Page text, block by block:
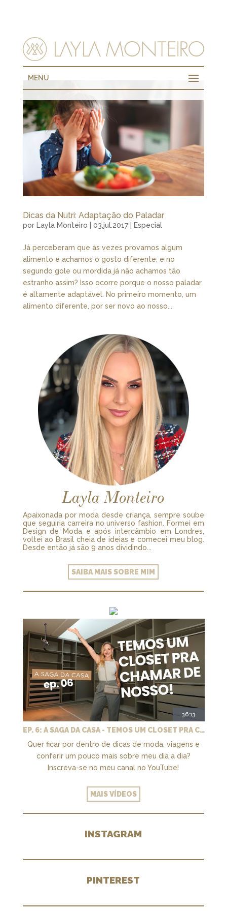
MENU
Dicas da Nutri: Adaptação do Paladar
por Layla Monteiro 03.jul.2017| Especial
Já perceberam que às vezes provamos algum
alimento e achamos o gosto diferente, e no
segundo gole ou mordida já não achamos tão
estranho assim? Isso ocorre porque o nosso paladar
é altamente adaptável. No primeiro momento, um
alimento diferente, por ser novo ao nosso...
Layla Monteiro
Apaixonada por moda desde criança, sempre soube
que seguiria carreira no universo fashion. Formei em
Design de Moda e após intercâmbio em Londres,
voltei ao Brasil cheia de ideias e comecei meu blog.
Desde então já são 9 anos dividindo...
SAIBA MAIS SOBRE MIM
36:13
EP. 6: A SAGA DA CASA - TEMOS UM CLOSET PRA CHAMAR DE NOSSO + MARCENARIA E PAISAGISMO
Quer ficar por dentro de dicas de moda, viagens e
conferir um pouco mais sobre meu dia a dia?
Inscreva-se no meu canal no YouTube!
MAIS VÍDEOS
INSTAGRAM
PINTEREST